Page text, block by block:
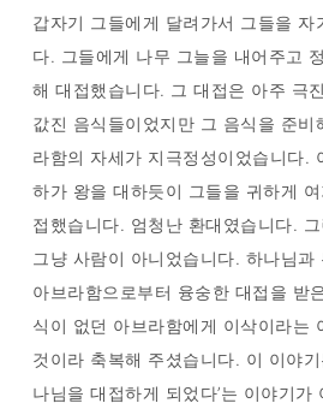
갑자기 그들에게 달려가서 그들을 자
다. 그들에게 나무 그늘을 내어주고
해 대접했습니다. 그 대접은 아주 극
값진 음식들이었지만 그 음식을 준비
라함의 자세가 지극정성이었습니다.
하가 왕을 대하듯이 그들을 귀하게
접했습니다. 엄청난 환대였습니다.
그냥 사람이 아니었습니다. 하나님과
아브라함으로부터 융숭한 대접을 받
식이 없던 아브라함에게 이삭이라는
것이라 축복해 주셨습니다. 이 이야
나님을 대접하게 되었다’는 이야기가